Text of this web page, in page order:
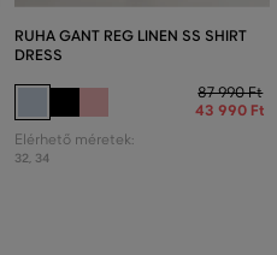
RUHA GANT REG LINEN SS SHIRT
DRESS
87 990 Ft
43 990 Ft
Elérhető méretek:
32, 34